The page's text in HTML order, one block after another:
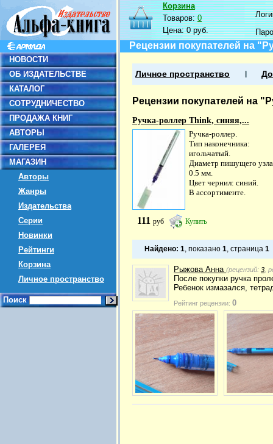
НОВОСТИ
ОБ ИЗДАТЕЛЬСТВЕ
КАТАЛОГ
СОТРУДНИЧЕСТВО
ПРОДАЖА КНИГ
АВТОРЫ
ГАЛЕРЕЯ
МАГАЗИН
Авторы
Жанры
Издательства
Серии
Новинки
Рейтинги
Корзина
Личное пространство
Поиск
Корзина
Товаров:0
Цена:0 руб.
Рецензии покупателей на
Личное пространство
Рецензии покупателей на
Ручка-роллер Think, синяя,...
Ручка-роллер.
Тип наконечника:
игольчатый.
Диаметр пишущего
0.5 мм.
Цвет чернил: синий.
В ассортименте.
111 руб Купить
Найдено: 1, показано 1, страница 1
Рыжова Анна (рецензий: 3 ,
После покупки ручка
Ребенок измазался,
Рейтинг рецензии: 0